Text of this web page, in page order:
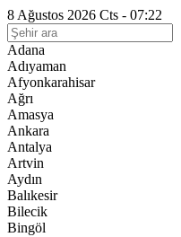
8 Ağustos 2026 Cts - 07:22
Adana
Adıyaman
Afyonkarahisar
Ağrı
Amasya
Ankara
Antalya
Artvin
Aydın
Balıkesir
Bilecik
Bingöl